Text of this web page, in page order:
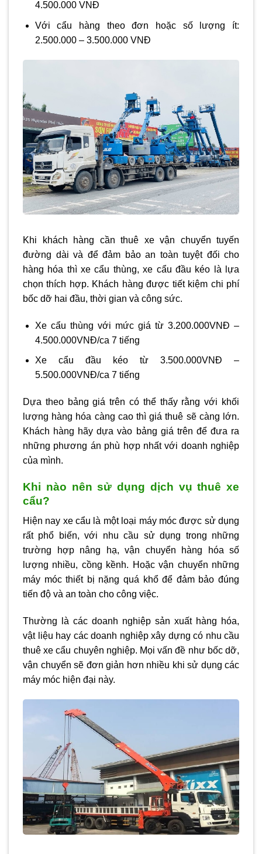
4.500.000 VNĐ
Với cẩu hàng theo đơn hoặc số lượng ít:
2.500.000 – 3.500.000 VNĐ
Khi khách hàng cần thuê xe vận chuyển tuyến
đường dài và để đảm bảo an toàn tuyệt đối cho
hàng hóa thì xe cẩu thùng, xe cẩu đầu kéo là lựa
chọn thích hợp. Khách hàng được tiết kiệm chi phí
bốc dỡ hai đầu, thời gian và công sức.
Xe cẩu thùng với mức giá từ 3.200.000VNĐ –
4.500.000VNĐ/ca 7 tiếng
Xe cẩu đầu kéo từ 3.500.000VNĐ –
5.500.000VNĐ/ca 7 tiếng
Dựa theo bảng giá trên có thể thấy rằng với khối
lượng hàng hóa càng cao thì giá thuê sẽ càng lớn.
Khách hàng hãy dựa vào bảng giá trên để đưa ra
những phương án phù hợp nhất với doanh nghiệp
của mình.
Khi nào nên sử dụng dịch vụ thuê xe
cẩu?
Hiện nay xe cẩu là một loại máy móc được sử dụng
rất phổ biến, với nhu cầu sử dụng trong những
trường hợp nâng hạ, vận chuyển hàng hóa số
lượng nhiều, cồng kềnh. Hoặc vận chuyển những
máy móc thiết bị nặng quá khổ để đảm bảo đúng
tiến độ và an toàn cho công việc.
Thường là các doanh nghiệp sản xuất hàng hóa,
vật liệu hay các doanh nghiệp xây dựng có nhu cầu
thuê xe cẩu chuyên nghiệp. Mọi vấn đề như bốc dỡ,
vận chuyển sẽ đơn giản hơn nhiều khi sử dụng các
máy móc hiện đại này.